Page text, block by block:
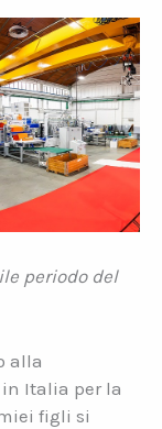
periodo del
alla
Italia per la
figli si